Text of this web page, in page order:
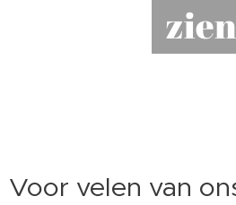
zien
Voor velen van